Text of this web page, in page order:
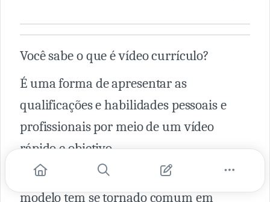
Você sabe o que é vídeo currículo?
É uma forma de apresentar as
qualificações e habilidades pessoais e
profissionais por meio de um vídeo
rápido e objetivo.
Diante dos avanços tecnológicos, esse
modelo tem se tornado comum em